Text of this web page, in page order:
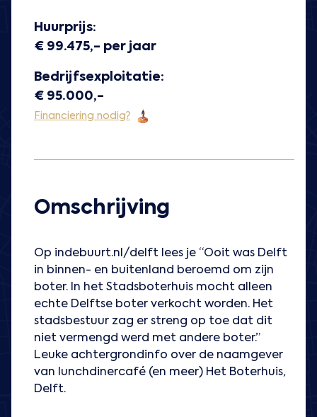
Huurprijs:
€ 99.475,- per jaar
Bedrijfsexploitatie:
€ 95.000,-
Financiering nodig?
Omschrijving
Op indebuurt.nl/delft lees je “Ooit was Delft
in binnen- en buitenland beroemd om zijn
boter. In het Stadsboterhuis mocht alleen
echte Delftse boter verkocht worden. Het
stadsbestuur zag er streng op toe dat dit
niet vermengd werd met andere boter.”
Leuke achtergrondinfo over de naamgever
van lunchdinercafé (en meer) Het Boterhuis,
Delft.